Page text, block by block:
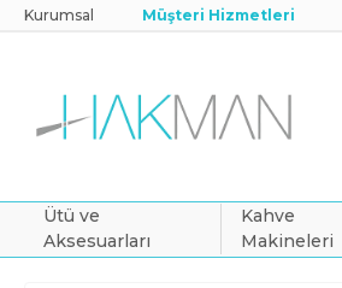
Kurumsal Müşteri Hizmetleri
Ütü ve
Aksesuarları
Kahve
Makineleri